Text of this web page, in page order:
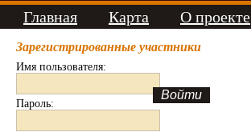
Главная Карта О проекте
Зарегистрированные участники
Имя пользователя:
Пароль: